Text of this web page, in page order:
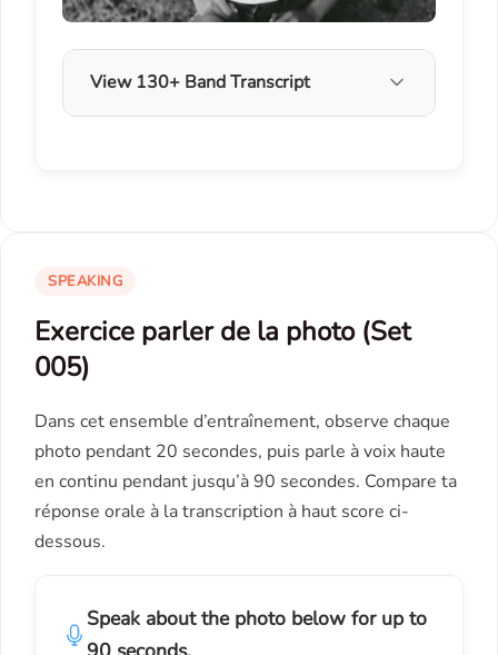
View 130+ Band Transcript
SPEAKING
Exercice parler de la photo (Set
005)
Dans cet ensemble d’entraînement, observe chaque
photo pendant 20 secondes, puis parle à voix haute
en continu pendant jusqu’à 90 secondes. Compare ta
réponse orale à la transcription à haut score ci-
dessous.
Speak about the photo below for up to